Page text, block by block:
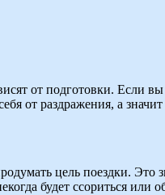
от подготовки. Если
от раздражения, а
цель поездки.
будет ссориться или